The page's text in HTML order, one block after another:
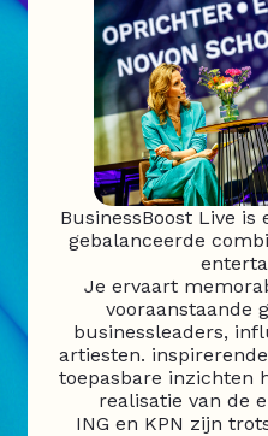
BusinessBoost Live
gebalanceerde
Je ervaart
vooraanstaande
businessleaders,
artiesten.
toepasbare inzichten
realisatie van de
ING en KPN zijn